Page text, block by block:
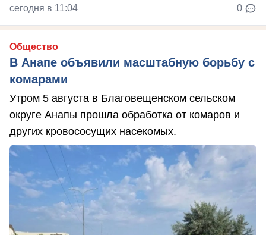
сегодня в 11:04 0
Общество
В Анапе объявили масштабную борьбу с
комарами
Утром 5 августа в Благовещенском сельском
округе Анапы прошла обработка от комаров и
других кровососущих насекомых.